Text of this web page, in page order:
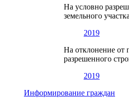
На условно
земельного участка
2019
На отклонение от
разрешенного
2019
Информирование граждан